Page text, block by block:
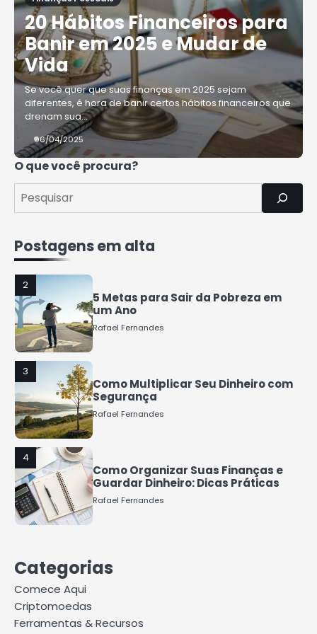
20 Hábitos Financeiros para
Banir em 2025 e Mudar de
Vida
Se você quer que suas finanças em 2025 sejam
diferentes, é hora de banir certos hábitos financeiros que
drenam sua…
06/04/2025
O que você procura?
Postagens em alta
4
Como Organizar Suas Finanças e
Guardar Dinheiro: Dicas Práticas
Rafael Fernandes
5
COMO INVESTIR COM POUCO
DINHEIRO 2025
Rafael Fernandes
1
7 Coisas que a Classe Média
Rafael Fernandes
2
5 Metas para Sair da Pobreza em
um Ano
Rafael Fernandes
3
Como Multiplicar Seu Dinheiro com
Segurança
Rafael Fernandes
4
Como Organizar Suas Finanças e
Guardar Dinheiro: Dicas Práticas
Rafael Fernandes
DINHEIRO 2025
1
Categorias
Comece Aqui
Criptomoedas
Ferramentas & Recursos